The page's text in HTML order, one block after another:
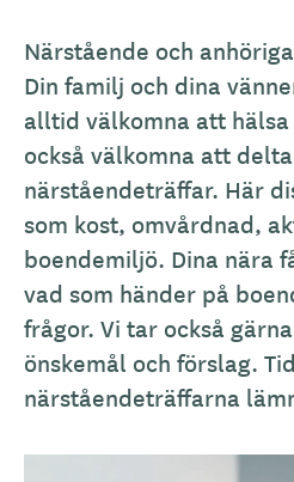
Närstående och anhöriga
Din familj och dina
alltid välkomna att
också välkomna att
närståendeträffar. Här
som kost, omvårdnad,
boendemiljö. Dina nära
vad som händer på
frågor. Vi tar också
önskemål och förslag.
närståendeträffarna